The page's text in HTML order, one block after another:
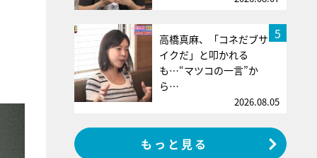
5
高橋真麻、「コネだブサ
イクだ」と叩かれる
も…“マツコの一言”か
ら…
2026.08.05
もっと見る